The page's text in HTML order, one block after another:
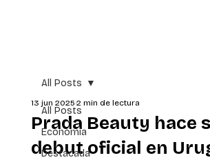
All Posts
Economía
Destacada
All Posts
Prada Beauty hace
debut oficial en
13 jun 20252 min de lectura